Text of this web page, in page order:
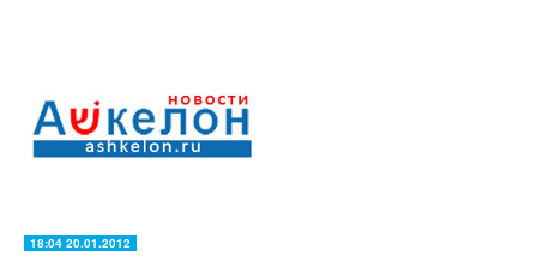
18:04 20.01.2012